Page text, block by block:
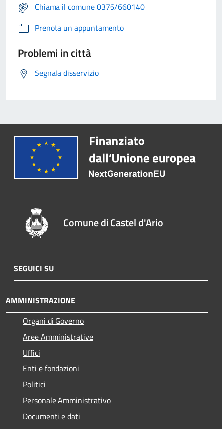
Chiama il comune 0376/660140
Prenota un appuntamento
Problemi in città
Segnala disservizio
Comune di Castel d'Ario
SEGUICI SU
AMMINISTRAZIONE
Organi di Governo
Aree Amministrative
Uffici
Enti e fondazioni
Politici
Personale Amministrativo
Documenti e dati